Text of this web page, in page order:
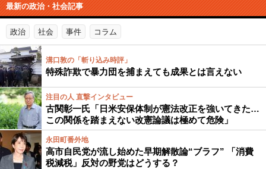
最新の政治・社会記事
政治 社会 事件 コラム
溝口敦の「斬り込み時評」
特殊詐欺で暴力団を捕まえても成果とは言えない
注目の人 直撃インタビュー
古関彰一氏「日米安保体制が憲法改正を強いてきた…
この関係を踏まえない改憲論議は極めて危険」
永田町番外地
高市自民党が流し始めた早期解散論“ブラフ” 「消費
税減税」反対の野党はどうする？